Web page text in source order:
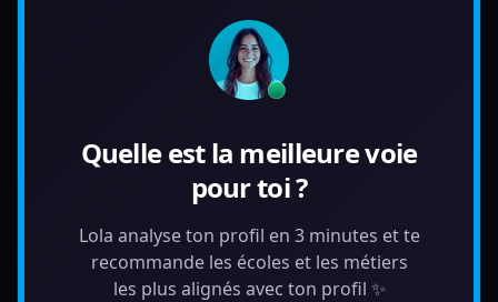
Quelle est la meilleure voie
pour toi ?
Lola analyse ton profil en 3 minutes et te
recommande les écoles et les métiers
les plus alignés avec ton profil ✨